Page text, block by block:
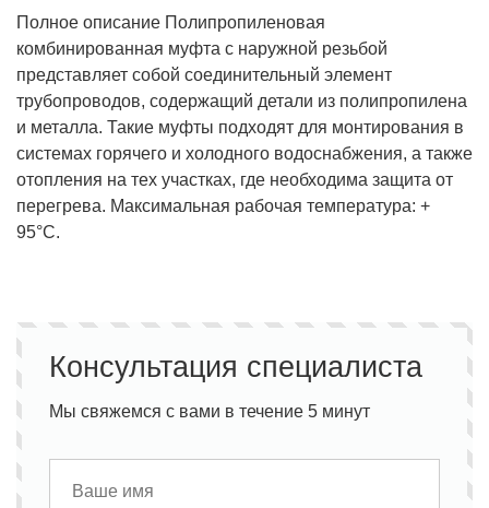
Полное описание Полипропиленовая
комбинированная муфта с наружной резьбой
представляет собой соединительный элемент
трубопроводов, содержащий детали из полипропилена
и металла. Такие муфты подходят для монтирования в
системах горячего и холодного водоснабжения, а также
отопления на тех участках, где необходима защита от
перегрева. Максимальная рабочая температура: +
95°С.
Консультация специалиста
Мы свяжемся с вами в течение 5 минут